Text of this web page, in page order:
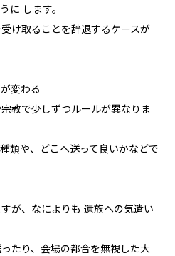
に します。
け取ることを辞退するケースが
変わる
教で少しずつルールが異なりま
類や、どこへ送って良いかなどで
が、なによりも 遺族への気遣い
たり、会場の都合を無視した大